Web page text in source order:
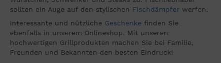
sollten ein Auge auf den stylischen Fischdämpfer werfen.
Interessante und nützliche Geschenke finden Sie
ebenfalls in unserem Onlineshop. Mit unseren
hochwertigen Grillprodukten machen Sie bei Familie,
Freunden und Bekannten den besten Eindruck!